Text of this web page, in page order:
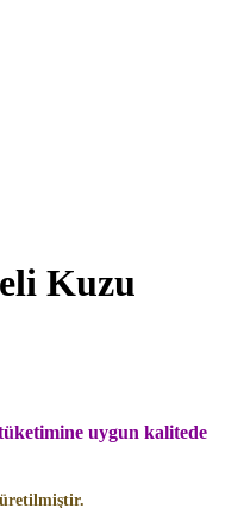
Kuzu
uygun kalitede